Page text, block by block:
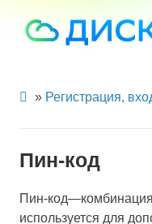
» Регистрация,
Пин-код
Пин-
используется для